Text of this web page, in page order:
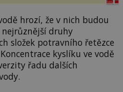
hrozí, že v nich budou
druhy
složek potravního řetězce
kyslíku ve vodě
řadu dalších